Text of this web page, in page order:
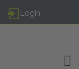
Login